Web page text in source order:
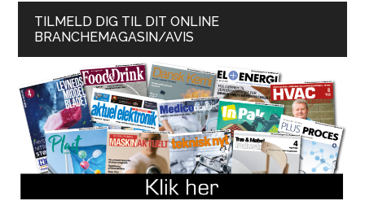
TILMELD DIG TIL DIT ONLINE
BRANCHEMAGASIN/AVIS